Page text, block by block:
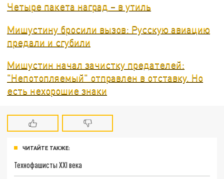
Четыре пакета наград – в утиль
Мишустину бросили вызов: Русскую авиацию
предали и сгубили
Мишустин начал зачистку предателей:
"Непотопляемый" отправлен в отставку. Но
есть нехорошие знаки
ЧИТАЙТЕ ТАКЖЕ:
Технофашисты XXI века